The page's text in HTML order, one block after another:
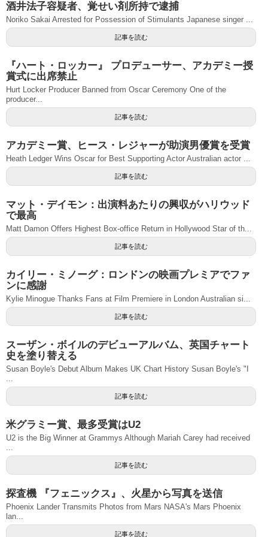
酒井法子容疑者、覚せい剤所持で逮捕
Noriko Sakai Arrested for Possession of Stimulants Japanese singer ...
記事を読む
『ハート・ロッカー』 プロデューサー、アカデミー授
賞式に出席禁止
Hurt Locker Producer Banned from Oscar Ceremony One of the
producer...
記事を読む
アカデミー賞、ヒース・レジャーが助演男優賞を受賞
Heath Ledger Wins Oscar for Best Supporting Actor Australian actor ...
記事を読む
マット・デイモン：出演料あたりの興収がハリウッド
で最高
Matt Damon Offers Highest Box-office Return in Hollywood Star of th...
記事を読む
カイリー・ミノーグ：ロンドンの映画プレミアでファ
ンに感謝
Kylie Minogue Thanks Fans at Film Premiere in London Australian si...
記事を読む
スーザン・ボイルのデビューアルバム、英国チャート
史を塗り替える
Susan Boyle's Debut Album Makes UK Chart History Susan Boyle's "I
...
記事を読む
米グラミー賞、最多受賞はU2
U2 is the Big Winner at Grammys Although Mariah Carey had received
...
記事を読む
探査機 『フェニックス』、火星から写真を送信
Phoenix Lander Transmits Photos from Mars NASA's Mars Phoenix
lan...
記事を読む